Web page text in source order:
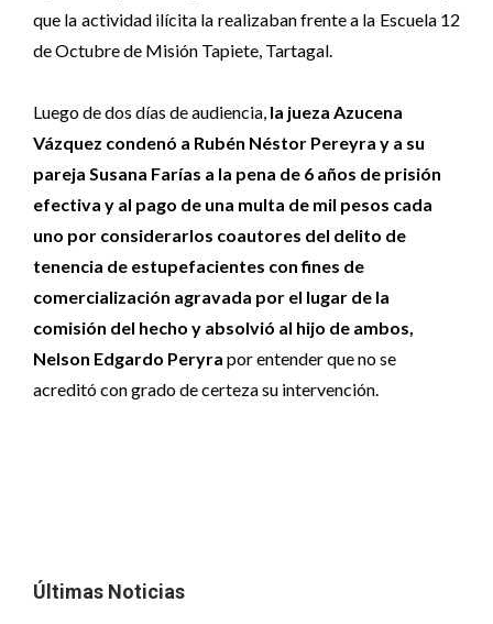
que la actividad ilícita la realizaban frente a la Escuela 12
de Octubre de Misión Tapiete, Tartagal.
Luego de dos días de audiencia, la jueza Azucena
Vázquez condenó a Rubén Néstor Pereyra y a su
pareja Susana Farías a la pena de 6 años de prisión
efectiva y al pago de una multa de mil pesos cada
uno por considerarlos coautores del delito de
tenencia de estupefacientes con fines de
comercialización agravada por el lugar de la
comisión del hecho y absolvió al hijo de ambos,
Nelson Edgardo Peryra por entender que no se
acreditó con grado de certeza su intervención.
Últimas Noticias